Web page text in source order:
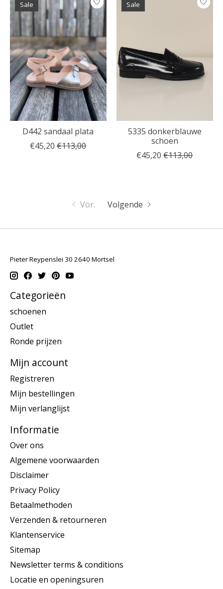
Sale
D442 sandaal plata
€45,20 €113,00
Sale
5335 donkerblauwe
schoen
€45,20 €113,00
Vor. Volgende
Pieter Reypenslei 30 2640 Mortsel
Categorieën
schoenen
Outlet
Ronde prijzen
Mijn account
Registreren
Mijn bestellingen
Mijn verlanglijst
Informatie
Over ons
Algemene voorwaarden
Disclaimer
Privacy Policy
Betaalmethoden
Verzenden & retourneren
Klantenservice
Sitemap
Newsletter terms & conditions
Locatie en openingsuren